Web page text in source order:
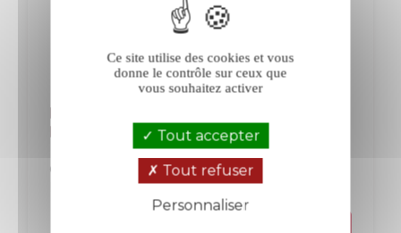
Etienne Calsac Les Revenants Extra-
Brut blanc
Champagne
Champagne
Ce site utilise des cookies et vous
donne le contrôle sur ceux que
vous souhaitez activer
Tout accepter
Tout refuser
Personnaliser